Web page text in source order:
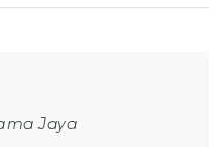
Jaya